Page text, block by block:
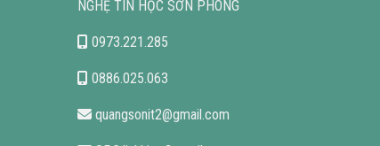
NGHỆ TIN HỌC SƠN PHONG
0973.221.285
0886.025.063
quangsonit2@gmail.com